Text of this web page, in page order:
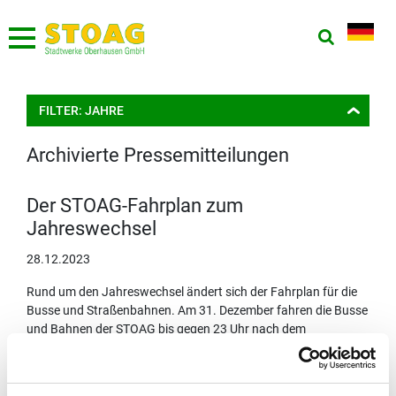
FILTER: JAHRE
Archivierte Pressemitteilungen
Der STOAG-Fahrplan zum
Jahreswechsel
28.12.2023
Rund um den Jahreswechsel ändert sich der Fahrplan für die
Busse und Straßenbahnen. Am 31. Dezember fahren die Busse
und Bahnen der STOAG bis gegen 23 Uhr nach dem
Sonntagsfahrplan, dann wird eine „Silvesterpause“ eingelegt.
Auch die Revierflitzer® legen zwischen 23:30 Uhr und 00:30
Uhr eine Pause ein.